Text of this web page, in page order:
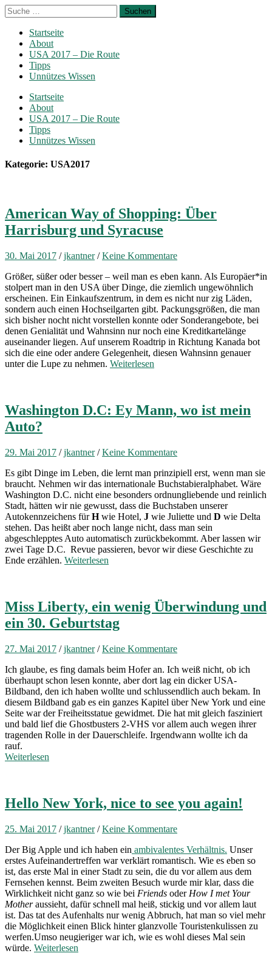
Startseite
About
USA 2017 – Die Route
Tipps
Unnützes Wissen
Startseite
About
USA 2017 – Die Route
Tipps
Unnützes Wissen
Kategorie: USA2017
American Way of Shopping: Über
Harrisburg und Syracuse
30. Mai 2017 /jkantner /Keine Kommentare
Größer, süßer oder besser – weil man es eben kann. Als Europäer*in
stolpert man in den USA über Dinge, die ziemlich ungewöhnlich
erscheinen. Ein Einkaufszentrum, in dem es nicht nur zig Läden,
sondern auch einen Hochseilgarten gibt. Packungsgrößen, die man
sich bisher nocht nicht vorstellen konnte oder Sonderangebote, bei
denen Genialität und Wahnsinn nur noch eine Kreditkartelänge
auseinander liegen. Auf unserem Roadtrip in Richtung Kanada bot
sich die eine oder andere Gelegenheit, diesen Wahnsinn genauer
unter die Lupe zu nehmen. Weiterlesen
Washington D.C: Ey Mann, wo ist mein
Auto?
29. Mai 2017 /jkantner /Keine Kommentare
Es gibt Dinge im Leben, die lernt man prinzipiell erst, wenn man sie
braucht. Nehmen wir das internationale Buchstabieralphabet. Wäre
Washington D.C. nicht eine besonders ordnungliebende und reinlich
Stadt, hätten wir nie gewusst, dass die Buchstaben unserer
Autokennzeichens fürHwie Hotel, J wie Juliette und D wie Delta
stehen. Das heißt aber noch lange nicht, dass man sein
abgeschlepptes Auto automatisch zurückbekommt. Aber lassen wir
zwei Tage D.C. Revue passieren, bevor wir diese Geschichte zu
Ende erzählen. Weiterlesen
Miss Liberty, ein wenig Überwindung und
ein 30. Geburtstag
27. Mai 2017 /jkantner /Keine Kommentare
Ich glaube, es fing damals beim Hofer an. Ich weiß nicht, ob ich
überhaupt schon lesen konnte, aber dort lag ein dicker USA-
Bildband, den ich haben wollte und schlussendlich auch bekam. In
diesem Bildband gab es ein ganzes Kapitel über New York und eine
Seite war der Freiheitsstatue gewidmet. Die hat mit gleich fasziniert
und bald lief die Ghostbusters 2-VHS vor allem auch wegen ihrer
tragenden Rolle in der Dauerschleife. Irgendwann wollte ich da
rauf.
Weiterlesen
Hello New York, nice to see you again!
25. Mai 2017 /jkantner /Keine Kommentare
Der Big Apple und ich haben ein ambivalentes Verhältnis. Unser
erstes Aufeinandertreffen war verklärt romantisch. Wie es eben so
ist, das erste Mal in einer Stadt zu sein, die du vor allem aus dem
Fernsehen kennst. Beim zweiten Besuch wurde mir klar, dass die
Wirklichkeit nicht ganz so wie bei Friends oderHow I met Your
Motheraussieht, dafür schnell mal heiß, stickig und vor allem laut
ist. Das tat des Aufenhalts nur wenig Abbruch, hat man so viel mehr
die Möglichkeit einen Blick hinter glanzvolle Touristenkulissen zu
werfen.Umso neugieriger war ich, wie es wohl dieses Mal sein
würde. Weiterlesen